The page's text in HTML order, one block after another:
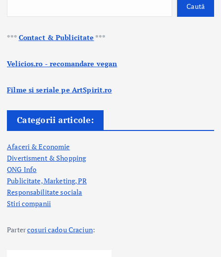
Caută
*** Contact & Publicitate ***
Velicios.ro - recomandare vegan
Filme si seriale pe ArtSpirit.ro
Categorii articole:
Afaceri & Economie
Divertisment & Shopping
ONG Info
Publicitate, Marketing, PR
Responsabilitate sociala
Stiri companii
Partercosuri cadou Craciun: